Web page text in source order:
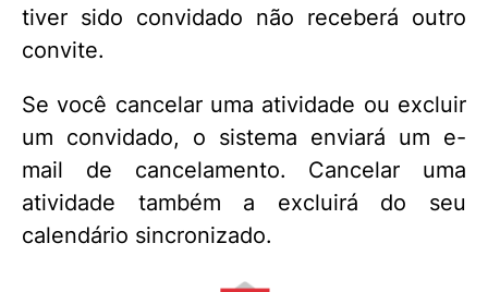
tiver sido convidado não receberá outro
convite.
Se você cancelar uma atividade ou excluir
um convidado, o sistema enviará um e-
mail de cancelamento. Cancelar uma
atividade também a excluirá do seu
calendário sincronizado.